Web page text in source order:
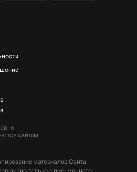
сайтом
материалов Сайта
только с письменного